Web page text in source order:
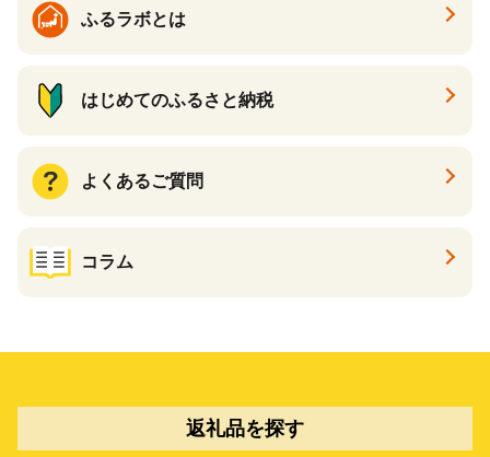
ふるラボとは
はじめてのふるさと納税
よくあるご質問
コラム
返礼品を探す